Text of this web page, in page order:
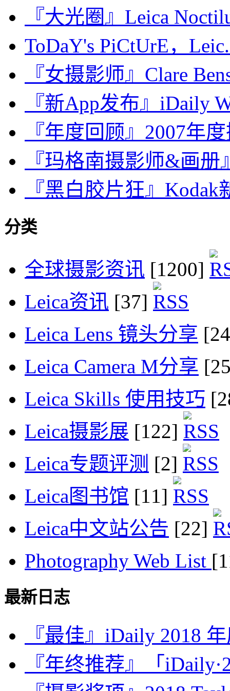
『大光圈』Leica
ToDaY's PiCtUrE，
『女摄影师』Clare
『新App发布』iDaily
『年度回顾』2007年
『玛格南摄影师&画册
『黑白胶片狂』Kodak
分类
全球摄影资讯 [1200]
Leica资讯 [37]
Leica Lens 镜头分享
Leica Camera M分享
Leica Skills 使用技巧
Leica摄影展 [122]
Leica专题评测 [2]
Leica图书馆 [11]
Leica中文站公告 [22]
Photography Web List
最新日志
『最佳』iDaily 2018
『年终推荐』「